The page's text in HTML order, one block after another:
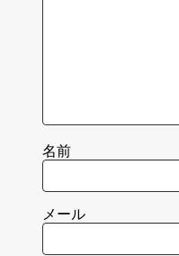
名前
メール